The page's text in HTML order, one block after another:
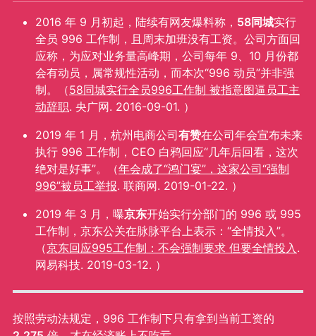
2016 年 9 月初起，陆续有网友爆料称， 58同城实行
全员 996 工作制，且周末加班没有工资。公司方面回
应称，为应对业务量高峰期，公司每年 9、10 月份都
会有动员，属常规性活动，而本次“996 动员”并非强
制。（58同城实行全员996工作制 被指意图逼员工主
动辞职. 央广网. 2016-09-01. ）
2019 年 1 月，杭州电商公司有赞在公司年会宣布未来
执行 996 工作制，CEO 白鸦回应“几年后回看，这次
绝对是好事”。（年会成了“鸿门宴”，这家公司“强制
996”被员工举报. 联商网. 2019-01-22. ）
2019 年 3 月，曝京东开始实行分部门的 996 或 995
工作制，京东公关在脉脉平台上表示：“全情投入”。
（京东回应995工作制：不会强制要求 但要全情投入 .
网易科技. 2019-03-12. ）
按照劳动法规定，996 工作制下只有拿到当前工资的